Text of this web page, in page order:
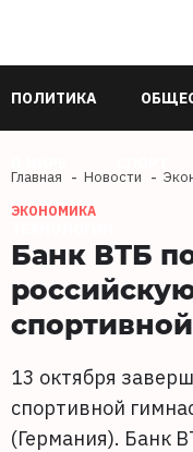
ПОЛИТИКА
Главная Новости
ЭКОНОМИКА
Банк ВТБ
13 октября
спортивной
(Германия). Банк